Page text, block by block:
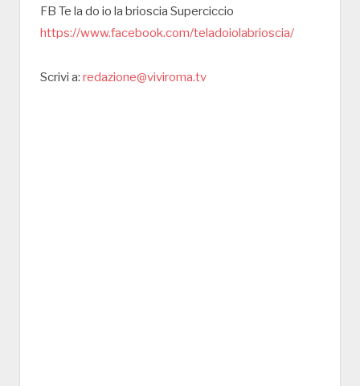
FB Te la do io la brioscia Superciccio
https://www.facebook.com/teladoiolabrioscia/
Scrivi a: redazione@viviroma.tv